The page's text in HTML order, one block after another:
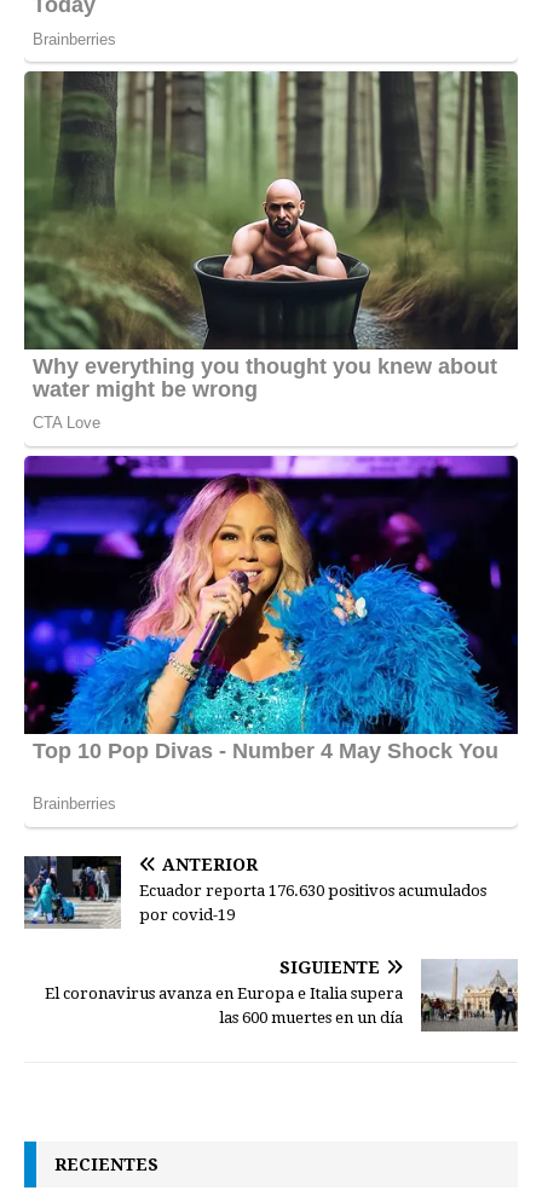
ANTERIOR
Ecuador reporta 176.630 positivos acumulados
por covid-19
SIGUIENTE
El coronavirus avanza en Europa e Italia supera
las 600 muertes en un día
RECIENTES